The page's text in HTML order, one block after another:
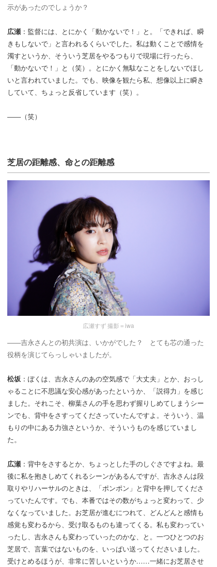
示があったのでしょうか？
広瀬 ：監督には、とにかく「動かないで！」と。「できれば、瞬
きもしないで」と言われるくらいでした。私は動くことで感情を
濁すというか、そういう芝居をやるつもりで現場に行ったら、
「動かないで！」と（笑）。とにかく無駄なことをしないでほし
いと言われていました。でも、映像を観たら私、想像以上に瞬き
していて、ちょっと反省しています（笑）。
――（笑）
芝居の距離感、命との距離感
広瀬すず 撮影＝iwa
――吉永さんとの初共演は、いかがでした？ とても芯の通った
役柄を演じてらっしゃいましたが。
松坂 ：ぼくは、吉永さんのあの空気感で「大丈夫」とか、おっし
ゃることに不思議な安心感があったというか、「説得力」を感じ
ました。それこそ、柳葉さんの手を思わず握りしめてしまうシー
ンでも、背中をさすってくださっていたんですよ。そういう、温
もりの中にある力強さというか、そういうものを感じていまし
た。
広瀬 ：背中をさするとか、ちょっとした手のしぐさですよね。最
後に私を抱きしめてくれるシーンがあるんですが、吉永さんは段
取りやリハーサルのときは、「ポンポン」と背中を押してくださ
っていたんです。でも、本番ではその数がちょっと変わって、少
なくなっていました。お芝居が進むにつれて、どんどんと感情も
感覚も変わるから、受け取るものも違ってくる。私も変わってい
ったし、吉永さんも変わっていったのかな、と。一つひとつのお
芝居で、言葉ではないものを、いっぱい送ってくださいました。
受けとめるほうが、非常に苦しいというか……一緒にお芝居させ